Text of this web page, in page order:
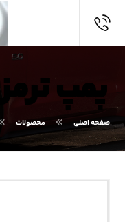
پمپ
صفحه اصلی محصولات